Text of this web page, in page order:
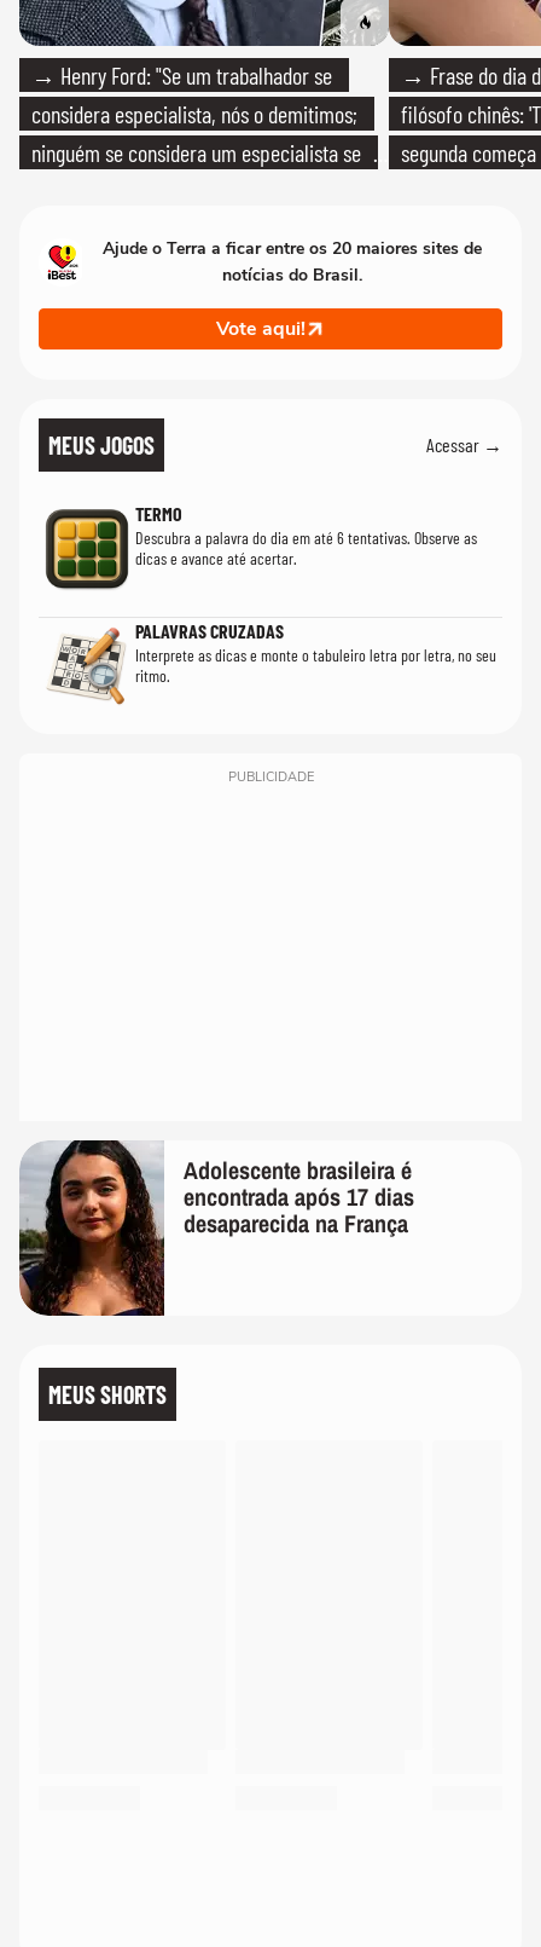
→ Henry Ford: "Se um trabalhador se
considera especialista, nós o demitimos;
ninguém se considera um especialista se
→ Frase do dia
filósofo chinês:
segunda
Ajude o Terra a ficar entre os 20 maiores sites de
notícias do Brasil.
Vote aqui!
MEUS JOGOS Acessar →
TERMO
Descubra a palavra do dia em até 6 tentativas. Observe as
dicas e avance até acertar.
PALAVRAS CRUZADAS
Interprete as dicas e monte o tabuleiro letra por letra, no seu
ritmo.
PUBLICIDADE
Adolescente brasileira é
encontrada após 17 dias
desaparecida na França
MEUS SHORTS